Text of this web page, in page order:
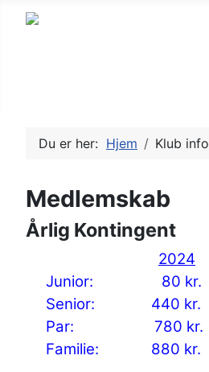
Du er her: Hjem Klub info
Medlemskab
Årlig Kontingent
2024
Junior: 80 kr.
Senior: 440 kr.
Par: 780 kr.
Familie: 880 kr.